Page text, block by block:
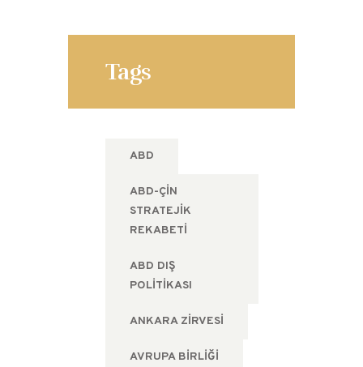
Tags
ABD
ABD-ÇIN
STRATEJIK
REKABETI
ABD DIŞ
POLITIKASI
ANKARA ZIRVESI
AVRUPA BIRLIĞI